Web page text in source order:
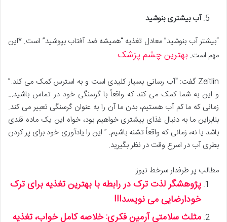
آب بیشتری بنوشید
“بیشتر آب بنوشید” معادل تغذیه “همیشه ضد آفتاب بپوشید” است. *این
مهم است. بهترین چشم پزشک
Zeitlin گفت: “آب رسانی بسیار کلیدی است و به استرس کمک می کند.”
و این به شما کمک می کند که واقعاً با گرسنگی خود در تماس باشید…
زمانی که ما کم آب هستیم، بدن ما آن را به عنوان گرسنگی تعبیر می کند.
بنابراین ما به دنبال غذای بیشتری خواهیم بود، خواه این یک ماده قندی
باشد یا نه، زمانی که واقعاً تشنه باشیم. ” این را یادآوری خود برای پر کردن
بطری آب در اسرع وقت در نظر بگیرید.
مطالب پر طرفدار سرخط نیوز:
پژوهشگر لذت ترک در رابطه با بهترین تغذیه برای ترک
خودارضایی می نویسد!!!
مثلث سلامتی آرمین فکری: خلاصه کامل خواب، تغذیه